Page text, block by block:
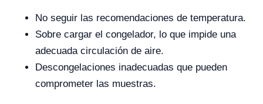
No seguir las recomendaciones de temperatura.
Sobre cargar el congelador, lo que impide una
adecuada circulación de aire.
Descongelaciones inadecuadas que pueden
comprometer las muestras.